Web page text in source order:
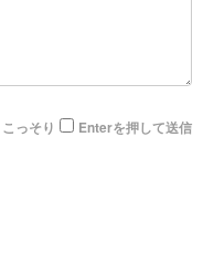
こっそり Enterを押して送信